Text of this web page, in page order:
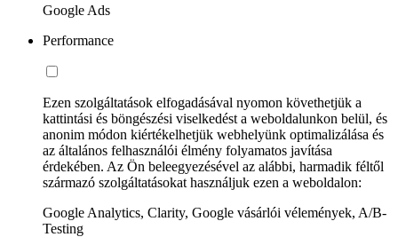
Google Ads
Performance
Ezen szolgáltatások elfogadásával nyomon követhetjük a
kattintási és böngészési viselkedést a weboldalunkon belül, és
anonim módon kiértékelhetjük webhelyünk optimalizálása és
az általános felhasználói élmény folyamatos javítása
érdekében. Az Ön beleegyezésével az alábbi, harmadik féltől
származó szolgáltatásokat használjuk ezen a weboldalon:
Google Analytics, Clarity, Google vásárlói vélemények, A/B-
Testing